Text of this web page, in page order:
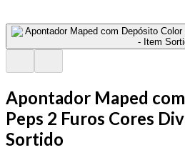
Apontador Maped
Peps 2 Furos Cores
Sortido